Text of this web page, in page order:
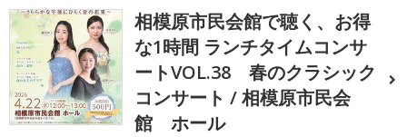
相模原市民会館で聴く、お得
な1時間 ランチタイムコンサ
ートVOL.38 春のクラシック
コンサート / 相模原市民会
館 ホール